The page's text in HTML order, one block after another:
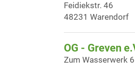
Feidiekstr. 46
48231 Warendorf
OG - Greven
Zum Wasserwerk 6